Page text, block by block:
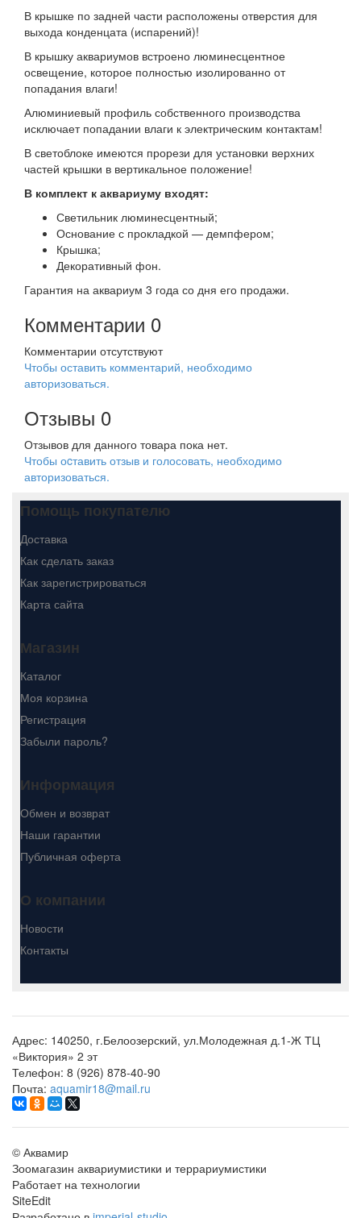
В крышке по задней части расположены отверстия для
выхода конденцата (испарений)!
В крышку аквариумов встроено люминесцентное
освещение, которое полностью изолированно от
попадания влаги!
Алюминиевый профиль собственного производства
исключает попадании влаги к электрическим контактам!
В светоблоке имеются прорези для установки верхних
частей крышки в вертикальное положение!
В комплект к аквариуму входят:
Светильник люминесцентный;
Основание с прокладкой — демпфером;
Крышка;
Декоративный фон.
Гарантия на аквариум 3 года со дня его продажи.
Комментарии 0
Комментарии отсутствуют
Чтобы оставить комментарий, необходимо
авторизоваться.
Отзывы 0
Отзывов для данного товара пока нет.
Чтобы оcтавить отзыв и голосовать, необходимо
авторизоваться.
Помощь покупателю
Доставка
Как сделать заказ
Как зарегистрироваться
Карта сайта
Магазин
Каталог
Моя корзина
Регистрация
Забыли пароль?
Информация
Обмен и возврат
Наши гарантии
Публичная оферта
О компании
Новости
Контакты
Адрес: 140250, г.Белоозерский, ул.Молодежная д.1-Ж ТЦ
«Виктория» 2 эт
Телефон: 8 (926) 878-40-90
Почта: aquamir18@mail.ru
© Аквамир
Зоомагазин аквариумистики и террариумистики
Работает на технологии
SiteEdit